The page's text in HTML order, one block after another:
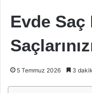
Evde
5 Temmuz 2026 3